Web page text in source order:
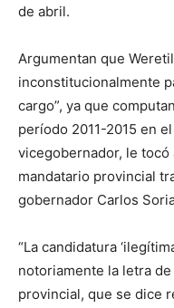
de abril.
Argumentan que
inconstitucionalmente
cargo”, ya que
período 2011-2015 en
vicegobernador, le
mandatario provincial
gobernador Carlos
“La candidatura
notoriamente la letra
provincial, que se dice